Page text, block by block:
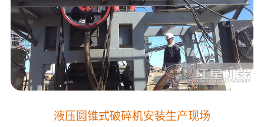
液压圆锥式破碎机安装生产现场